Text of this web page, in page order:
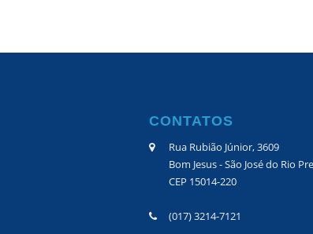
CONTATOS
Rua Rubião Júnior, 3609
Bom Jesus - São José do Rio
CEP 15014-220
(017) 3214-7121